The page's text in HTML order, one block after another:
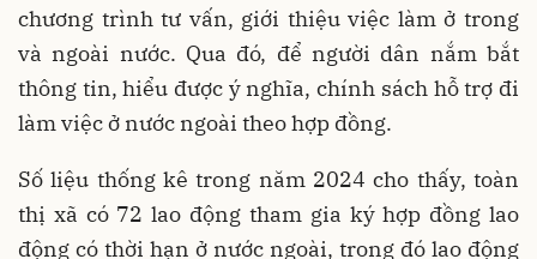
chương trình tư vấn, giới thiệu việc làm ở trong
và ngoài nước. Qua đó, để người dân nắm bắt
thông tin, hiểu được ý nghĩa, chính sách hỗ trợ đi
làm việc ở nước ngoài theo hợp đồng.
Số liệu thống kê trong năm 2024 cho thấy, toàn
thị xã có 72 lao động tham gia ký hợp đồng lao
động có thời hạn ở nước ngoài, trong đó lao động